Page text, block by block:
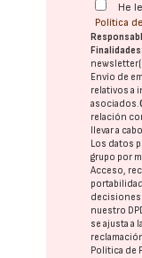
He
Política
Finalidades:
Envío de
relativos a
asociados.
relación
llevar a
Los datos
grupo por
Acceso,
decisiones
nuestro
se ajusta a
Política de